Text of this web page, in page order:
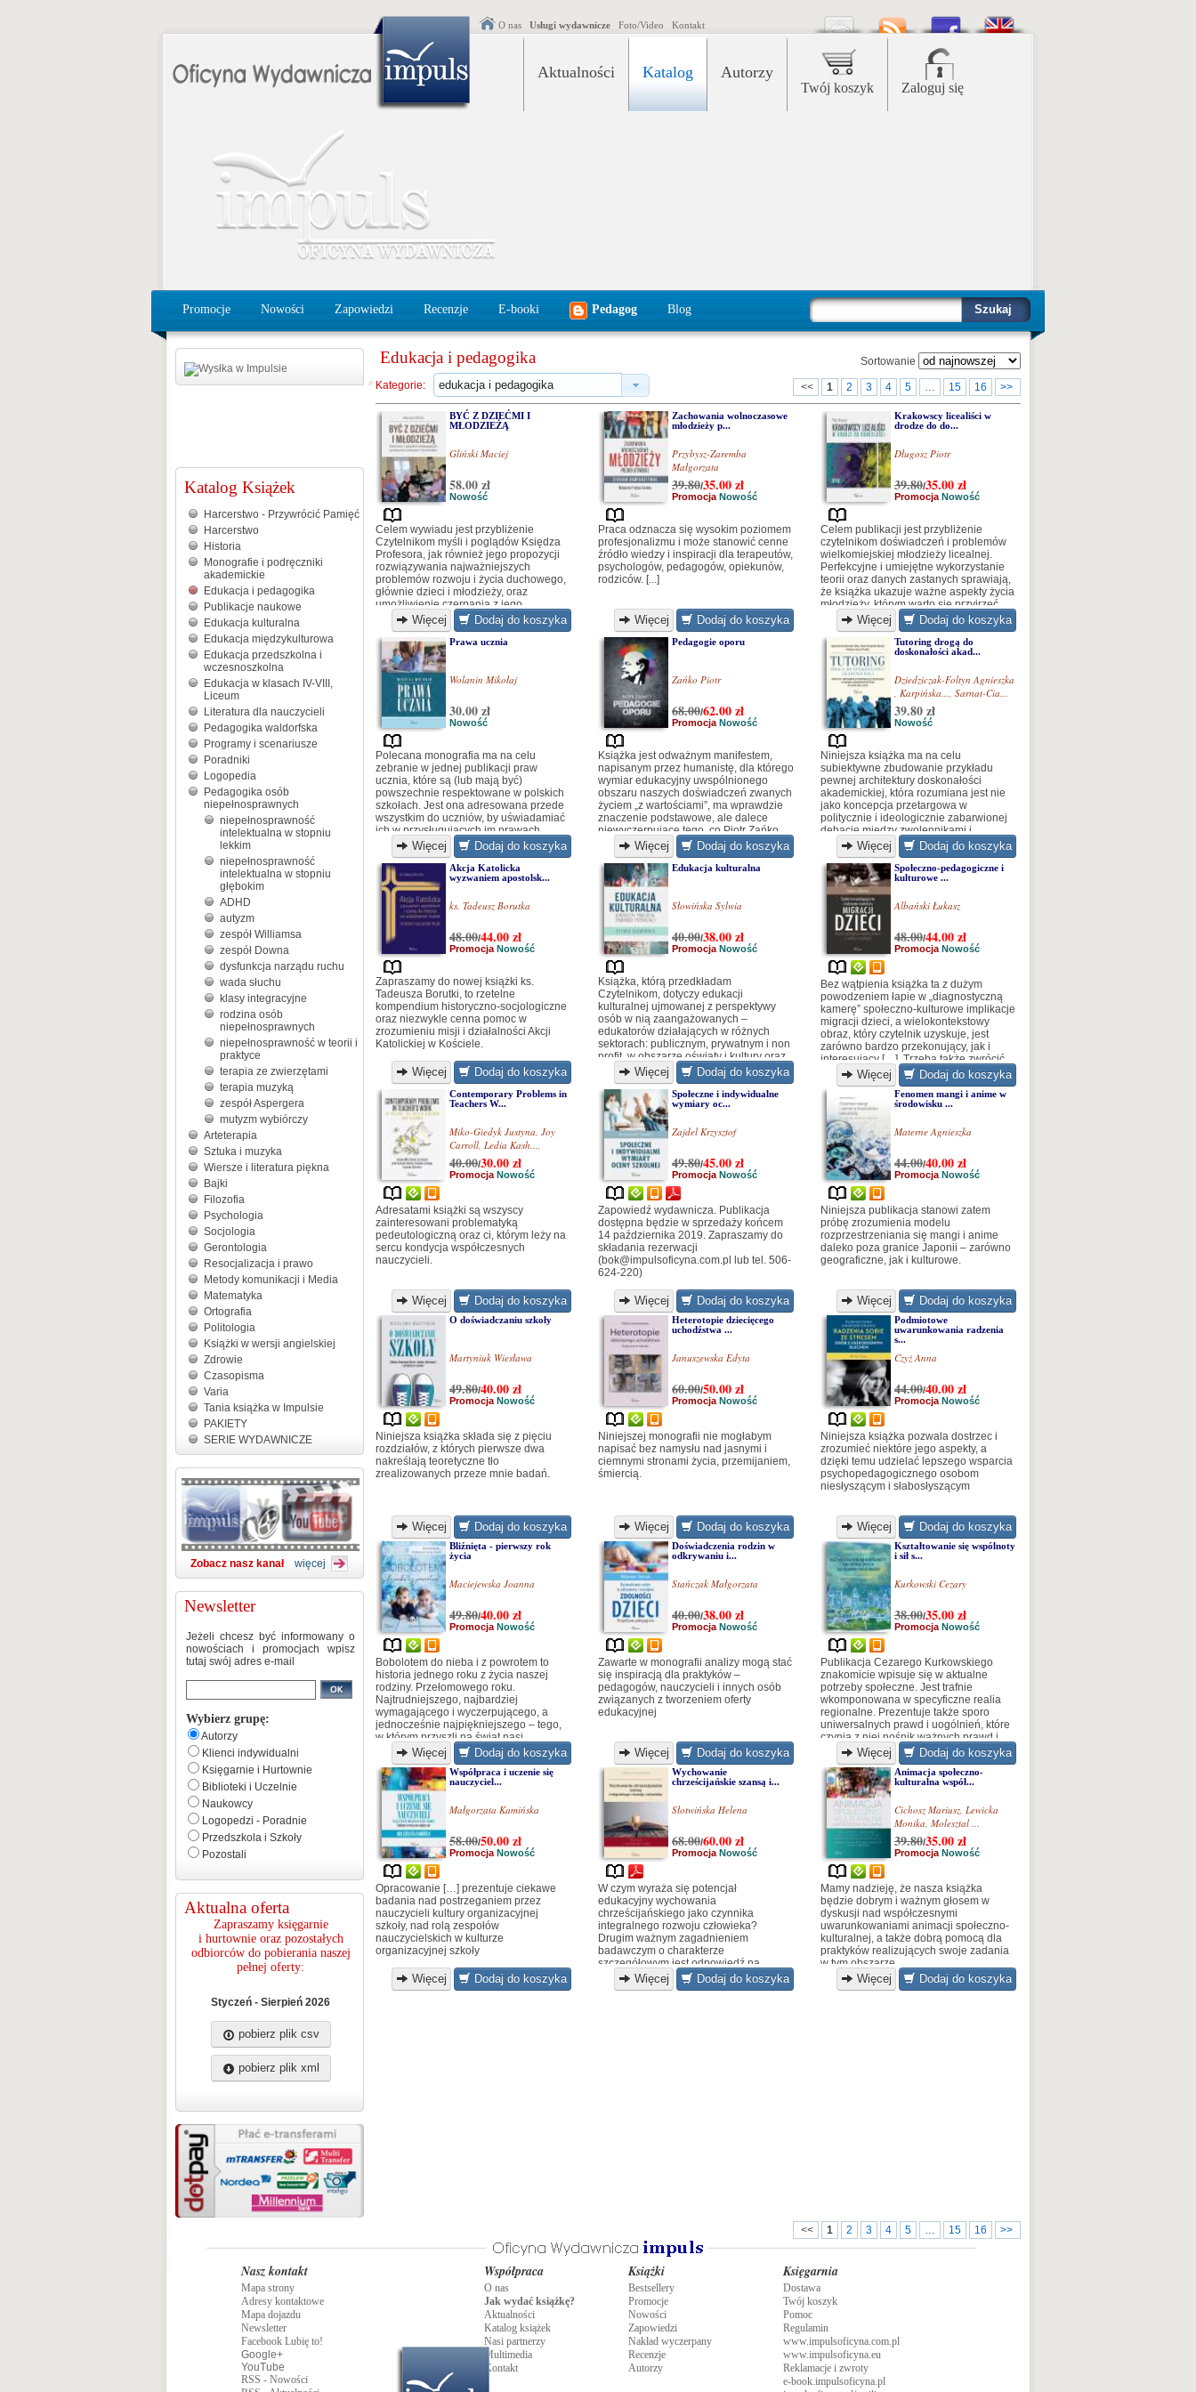
O nas Usługi wydawnicze Foto/Video Kontakt
Aktualności Katalog Autorzy
Twój koszyk Zaloguj się
Szukaj
Promocje Nowości Zapowiedzi Recenzje E-booki Pedagog Blog
Katalog Książek
Harcerstwo - Przywrócić Pamięć
Harcerstwo
Historia
Monografie i podręczniki
akademickie
Edukacja i pedagogika
Publikacje naukowe
Edukacja kulturalna
Edukacja międzykulturowa
Edukacja przedszkolna i
wczesnoszkolna
Edukacja w klasach IV-VIII,
Liceum
Literatura dla nauczycieli
Pedagogika waldorfska
Programy i scenariusze
Poradniki
Logopedia
Pedagogika osób
niepełnosprawnych
niepełnosprawność
intelektualna w stopniu
lekkim
niepełnosprawność
intelektualna w stopniu
głębokim
ADHD
autyzm
zespół Williamsa
zespół Downa
dysfunkcja narządu ruchu
wada słuchu
klasy integracyjne
rodzina osób
niepełnosprawnych
niepełnosprawność w teorii i
praktyce
terapia ze zwierzętami
terapia muzyką
zespół Aspergera
mutyzm wybiórczy
Arteterapia
Sztuka i muzyka
Wiersze i literatura piękna
Bajki
Filozofia
Psychologia
Socjologia
Gerontologia
Resocjalizacja i prawo
Metody komunikacji i Media
Matematyka
Ortografia
Politologia
Książki w wersji angielskiej
Zdrowie
Czasopisma
Varia
Tania książka w Impulsie
PAKIETY
SERIE WYDAWNICZE
Zobacz nasz kanał więcej
Newsletter
Jeżeli chcesz być informowany o
nowościach i promocjach wpisz
tutaj swój adres e-mail
Wybierz grupę:
Autorzy
Klienci indywidualni
Księgarnie i Hurtownie
Biblioteki i Uczelnie
Naukowcy
Logopedzi - Poradnie
Przedszkola i Szkoły
Pozostali
Aktualna oferta
Zapraszamy księgarnie
i hurtownie oraz pozostałych
odbiorców do pobierania naszej
pełnej oferty:
Styczeń - Sierpień 2026
pobierz plik csv
pobierz plik xml
Edukacja i pedagogika
Kategorie:
Sortowanie
<< 1 2 3 4 5 … 15 16 >>
BYĆ Z DZIEĆMI I
MŁODZIEŻĄ
Gliński Maciej
58.00 zł
Nowość
Celem wywiadu jest przybliżenie
Czytelnikom myśli i poglądów Księdza
Profesora, jak również jego propozycji
rozwiązywania najważniejszych
problemów rozwoju i życia duchowego,
głównie dzieci i młodzieży, oraz
umożliwienie czerpania z jego
doświadczeń i olbrzymiego dorobku.
Dla rodziców, nauczycieli i
wychowawców może to stanowić
zachętę i inspirację do dialogu z
młodymi oraz pogłębiania swej wiary.
Więcej Dodaj do koszyka
Zachowania wolnoczasowe
młodzieży p...
Przybysz-Zaremba
Małgorzata
39.80/35.00zł
Promocja Nowość
Praca odznacza się wysokim poziomem
profesjonalizmu i może stanowić cenne
źródło wiedzy i inspiracji dla terapeutów,
psychologów, pedagogów, opiekunów,
rodziców. [...]
Więcej Dodaj do koszyka
Krakowscy licealiści w
drodze do do...
Długosz Piotr
39.80/35.00zł
Promocja Nowość
Celem publikacji jest przybliżenie
czytelnikom doświadczeń i problemów
wielkomiejskiej młodzieży licealnej.
Perfekcyjne i umiejętne wykorzystanie
teorii oraz danych zastanych sprawiają,
że książka ukazuje ważne aspekty życia
młodzieży, którym warto się przyjrzeć,
aby zidentyfikować występujące
napięcia i trudności...
Więcej Dodaj do koszyka
Prawa ucznia
Wolanin Mikołaj
30.00 zł
Nowość
Polecana monografia ma na celu
zebranie w jednej publikacji praw
ucznia, które są (lub mają być)
powszechnie respektowane w polskich
szkołach. Jest ona adresowana przede
wszystkim do uczniów, by uświadamiać
ich w przysługujących im prawach.
Więcej Dodaj do koszyka
Pedagogie oporu
Zańko Piotr
68.00/62.00zł
Promocja Nowość
Książka jest odważnym manifestem,
napisanym przez humanistę, dla którego
wymiar edukacyjny uwspólnionego
obszaru naszych doświadczeń zwanych
życiem „z wartościami”, ma wprawdzie
znaczenie podstawowe, ale dalece
niewyczerpujące tego, co Piotr Zańko
nazywa formami żywej edukacji, dla
których raison d’être jest społeczny
aktywizm i krytyczny namysł nad formą
życia, w jakiej przyszło nam bytować.
Więcej Dodaj do koszyka
Tutoring drogą do
doskonałości akad...
Dziedziczak-Foltyn Agnieszka
, Karpińska..., Sarnat-Cia...
39.80 zł
Nowość
Niniejsza książka ma na celu
subiektywne zbudowanie przykładu
pewnej architektury doskonałości
akademickiej, która rozumiana jest nie
jako koncepcja przetargowa w
politycznie i ideologicznie zabarwionej
debacie między zwolennikami i
przeciwnikami neoliberalnych narracji
Więcej Dodaj do koszyka
Akcja Katolicka
wyzwaniem apostolsk...
ks. Tadeusz Borutka
48.00/44.00zł
Promocja Nowość
Zapraszamy do nowej książki ks.
Tadeusza Borutki, to rzetelne
kompendium historyczno-socjologiczne
oraz niezwykle cenna pomoc w
zrozumieniu misji i działalności Akcji
Katolickiej w Kościele.
Więcej Dodaj do koszyka
Edukacja kulturalna
Słowińska Sylwia
40.00/38.00zł
Promocja Nowość
Książka, którą przedkładam
Czytelnikom, dotyczy edukacji
kulturalnej ujmowanej z perspektywy
osób w nią zaangażowanych –
edukatorów działających w różnych
sektorach: publicznym, prywatnym i non
profit, w obszarze oświaty i kultury oraz
na ich styku.
Więcej Dodaj do koszyka
Społeczno-pedagogiczne i
kulturowe ...
Albański Łukasz
48.00/44.00zł
Promocja Nowość
Bez wątpienia książka ta z dużym
powodzeniem łapie w „diagnostyczną
kamerę” społeczno-kulturowe implikacje
migracji dzieci, a wielokontekstowy
obraz, który czytelnik uzyskuje, jest
zarówno bardzo przekonujący, jak i
interesujący […]. Trzeba także zwrócić
uwagę na fakt, iż doktor Łukasz
Albański...[...]
Więcej Dodaj do koszyka
Contemporary Problems in
Teachers W...
Miko-Giedyk Justyna, Joy
Carroll, Ledia Kash...,
Brunilda Z..., Kseanela S...
40.00/30.00zł
Promocja Nowość
Adresatami książki są wszyscy
zainteresowani problematyką
pedeutologiczną oraz ci, którym leży na
sercu kondycja współczesnych
nauczycieli.
Więcej Dodaj do koszyka
Społeczne i indywidualne
wymiary oc...
Zajdel Krzysztof
49.80/45.00zł
Promocja Nowość
Zapowiedź wydawnicza. Publikacja
dostępna będzie w sprzedaży końcem
14 października 2019. Zapraszamy do
składania rezerwacji
(bok@impulsoficyna.com.pl lub tel. 506-
624-220)
Więcej Dodaj do koszyka
Fenomen mangi i anime w
środowisku ...
Materne Agnieszka
44.00/40.00zł
Promocja Nowość
Niniejsza publikacja stanowi zatem
próbę zrozumienia modelu
rozprzestrzeniania się mangi i anime
daleko poza granice Japonii – zarówno
geograficzne, jak i kulturowe.
Więcej Dodaj do koszyka
O doświadczaniu szkoły
Martyniuk Wiesława
49.80/40.00zł
Promocja Nowość
Niniejsza książka składa się z pięciu
rozdziałów, z których pierwsze dwa
nakreślają teoretyczne tło
zrealizowanych przeze mnie badań.
Więcej Dodaj do koszyka
Heterotopie dziecięcego
uchodźstwa ...
Januszewska Edyta
60.00/50.00zł
Promocja Nowość
Niniejszej monografii nie mogłabym
napisać bez namysłu nad jasnymi i
ciemnymi stronami życia, przemijaniem,
śmiercią.
Więcej Dodaj do koszyka
Podmiotowe
uwarunkowania radzenia
s...
Czyż Anna
44.00/40.00zł
Promocja Nowość
Niniejsza książka pozwala dostrzec i
zrozumieć niektóre jego aspekty, a
dzięki temu udzielać lepszego wsparcia
psychopedagogicznego osobom
niesłyszącym i słabosłyszącym
Więcej Dodaj do koszyka
Bliźnięta - pierwszy rok
życia
Maciejewska Joanna
49.80/40.00zł
Promocja Nowość
Bobolotem do nieba i z powrotem to
historia jednego roku z życia naszej
rodziny. Przełomowego roku.
Najtrudniejszego, najbardziej
wymagającego i wyczerpującego, a
jednocześnie najpiękniejszego – tego,
w którym przyszli na świat nasi
synkowie.Więcej Dodaj do koszyka
Doświadczenia rodzin w
odkrywaniu i...
Stańczak Małgorzata
40.00/38.00zł
Promocja Nowość
Zawarte w monografii analizy mogą stać
się inspiracją dla praktyków –
pedagogów, nauczycieli i innych osób
związanych z tworzeniem oferty
edukacyjnej
Więcej Dodaj do koszyka
Kształtowanie się wspólnoty
i sił s...
Kurkowski Cezary
38.00/35.00zł
Promocja Nowość
Publikacja Cezarego Kurkowskiego
znakomicie wpisuje się w aktualne
potrzeby społeczne. Jest trafnie
wkomponowana w specyficzne realia
regionalne. Prezentuje także sporo
uniwersalnych prawd i uogólnień, które
czynią z niej nośnik ważnych prawd i
konkluzji dla ogólnych procesów
społecznych zachodzących w Polsce.
Zwiększa to jej wartość poznawczą i
instruktywną.
Więcej Dodaj do koszyka
Współpraca i uczenie się
nauczyciel...
Małgorzata Kamińska
58.00/50.00zł
Promocja Nowość
Opracowanie […] prezentuje ciekawe
badania nad postrzeganiem przez
nauczycieli kultury organizacyjnej
szkoły, nad rolą zespołów
nauczycielskich w kulturze
organizacyjnej szkoły
Więcej Dodaj do koszyka
Wychowanie
chrześcijańskie szansą i...
Słotwińska Helena
68.00/60.00zł
Promocja Nowość
W czym wyraża się potencjał
edukacyjny wychowania
chrześcijańskiego jako czynnika
integralnego rozwoju człowieka?
Drugim ważnym zagadnieniem
badawczym o charakterze
szczegółowym jest odpowiedź na
pytanie: W jaki sposób wzbogacić cały
proces wychowania chrześcijańskiego,
Więcej Dodaj do koszyka
Animacja społeczno-
kulturalna współ...
Cichosz Mariusz, Lewicka
Monika, Molesztal ...
39.80/35.00zł
Promocja Nowość
Mamy nadzieję, że nasza książka
będzie dobrym i ważnym głosem w
dyskusji nad współczesnymi
uwarunkowaniami animacji społeczno-
kulturalnej, a także dobrą pomocą dla
praktyków realizujących swoje zadania
w tym obszarze.
Więcej Dodaj do koszyka
<< 1 2 3 4 5 … 15 16 >>
Nasz kontakt
Mapa strony
Adresy kontaktowe
Mapa dojazdu
Newsletter
Facebook Lubię to!
Google+
YouTube
RSS - Nowości
Współpraca
O nas
Jak wydać książkę?
Aktualności
Katalog książek
Nasi partnerzy
Multimedia
Kontakt
Książki
Bestsellery
Promocje
Nowości
Zapowiedzi
Nakład wyczerpany
Recenzje
Autorzy
Księgarnia
Dostawa
Twój koszyk
Pomoc
Regulamin
www.impulsoficyna.com.pl
www.impulsoficyna.eu
Reklamacje i zwroty
e-book.impulsoficyna.pl